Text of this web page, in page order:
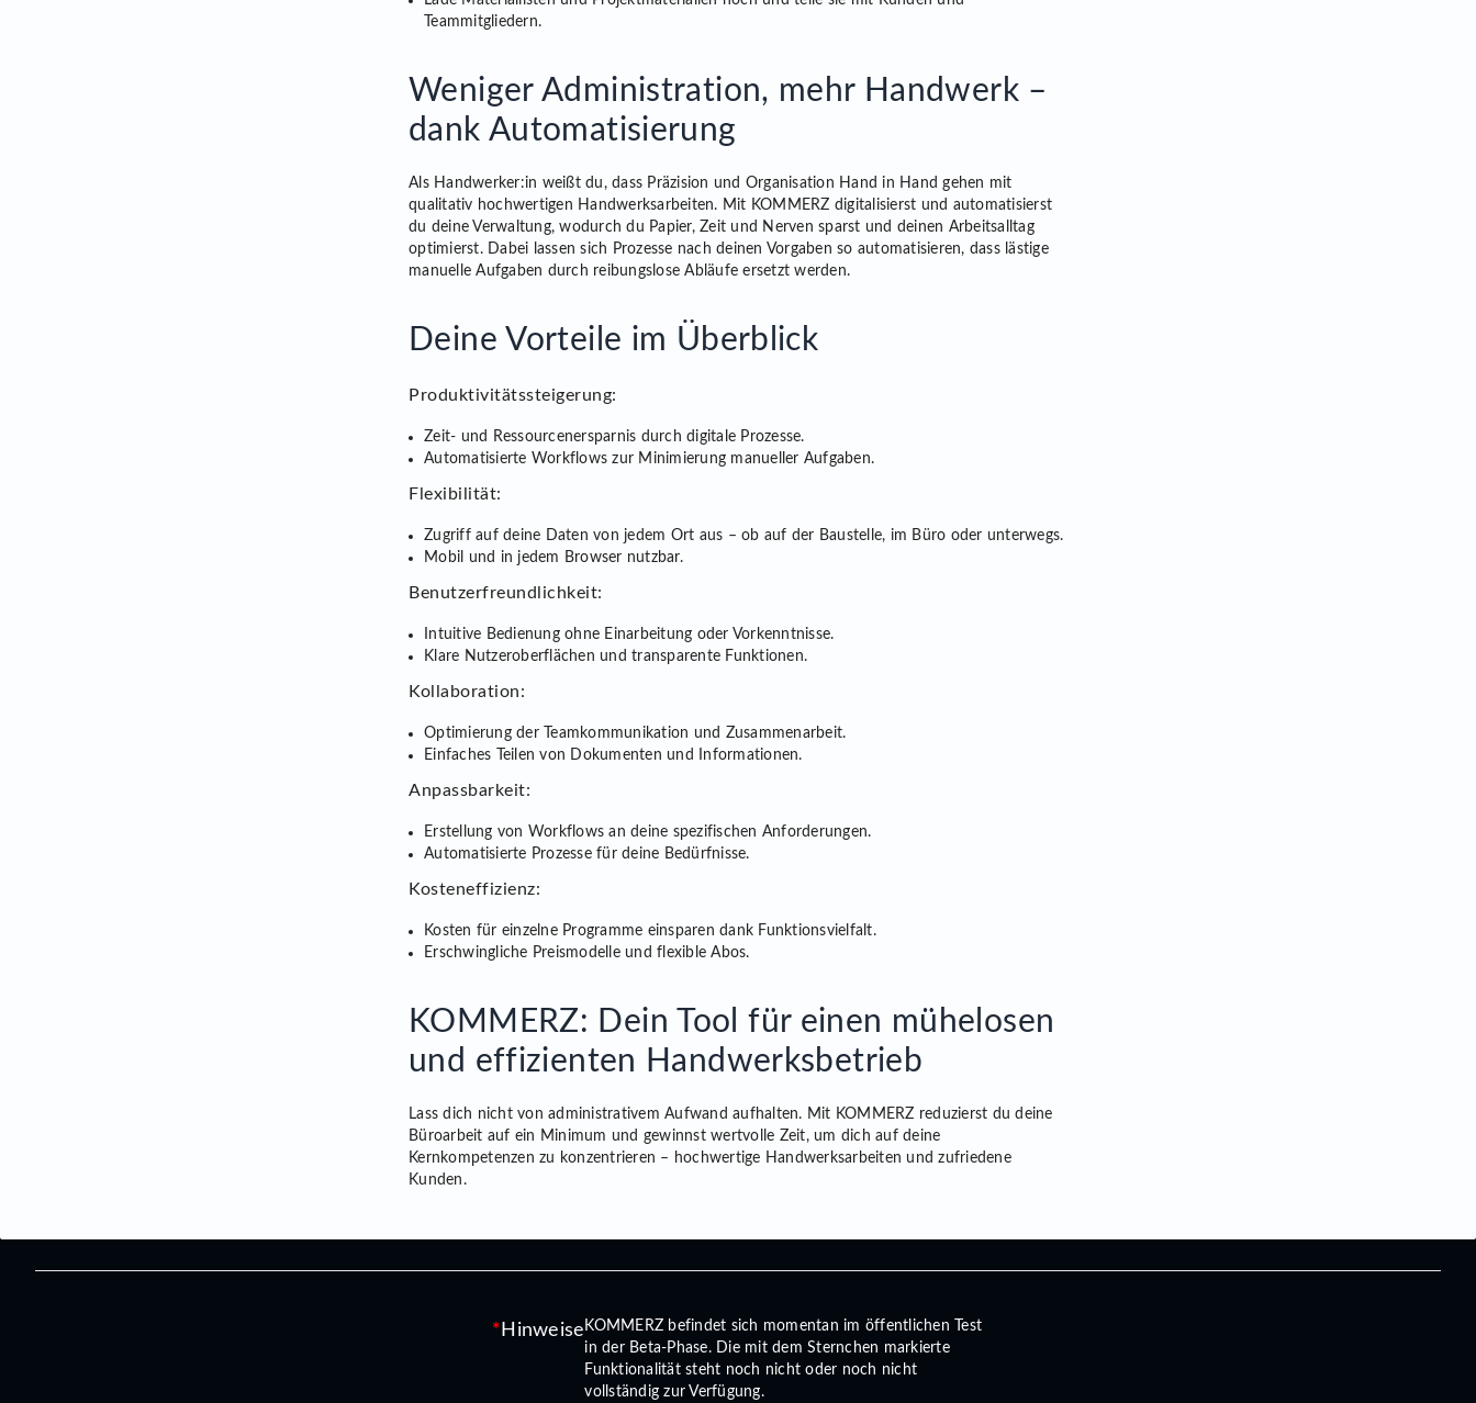
Teammitgliedern.
Weniger Administration, mehr Handwerk –
dank Automatisierung
Als Handwerker:in weißt du, dass Präzision und Organisation Hand in Hand gehen mit
qualitativ hochwertigen Handwerksarbeiten. Mit KOMMERZ digitalisierst und automatisierst
du deine Verwaltung, wodurch du Papier, Zeit und Nerven sparst und deinen Arbeitsalltag
optimierst. Dabei lassen sich Prozesse nach deinen Vorgaben so automatisieren, dass lästige
manuelle Aufgaben durch reibungslose Abläufe ersetzt werden.
Deine Vorteile im Überblick
Produktivitätssteigerung:
Zeit- und Ressourcenersparnis durch digitale Prozesse.
Automatisierte Workflows zur Minimierung manueller Aufgaben.
Flexibilität:
Zugriff auf deine Daten von jedem Ort aus – ob auf der Baustelle, im Büro oder unterwegs.
Mobil und in jedem Browser nutzbar.
Benutzerfreundlichkeit:
Intuitive Bedienung ohne Einarbeitung oder Vorkenntnisse.
Klare Nutzeroberflächen und transparente Funktionen.
Kollaboration:
Optimierung der Teamkommunikation und Zusammenarbeit.
Einfaches Teilen von Dokumenten und Informationen.
Anpassbarkeit:
Erstellung von Workflows an deine spezifischen Anforderungen.
Automatisierte Prozesse für deine Bedürfnisse.
Kosteneffizienz:
Kosten für einzelne Programme einsparen dank Funktionsvielfalt.
Erschwingliche Preismodelle und flexible Abos.
KOMMERZ: Dein Tool für einen mühelosen
und effizienten Handwerksbetrieb
Lass dich nicht von administrativem Aufwand aufhalten. Mit KOMMERZ reduzierst du deine
Büroarbeit auf ein Minimum und gewinnst wertvolle Zeit, um dich auf deine
Kernkompetenzen zu konzentrieren – hochwertige Handwerksarbeiten und zufriedene
Kunden.
Hinweise KOMMERZ befindet sich momentan im öffentlichen Test
in der Beta-Phase. Die mit dem Sternchen markierte
Funktionalität steht noch nicht oder noch nicht
vollständig zur Verfügung.